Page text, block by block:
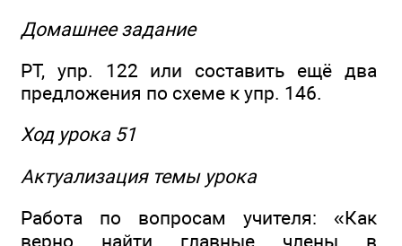
Домашнее задание
РТ, упр. 122 или составить ещё два
предложения по схеме к упр. 146.
Ход урока 51
Актуализация темы урока
Работа по вопросам учителя: «Как
верно найти главные члены в